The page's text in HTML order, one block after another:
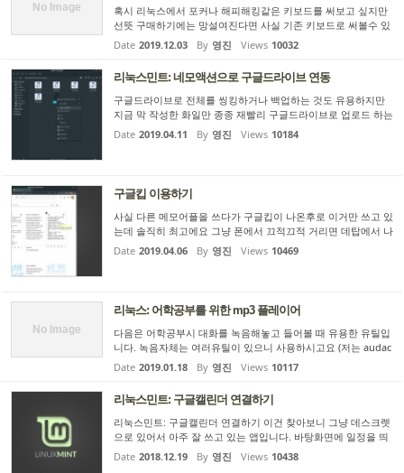
No Image
혹시 리눅스에서 포커나 해피해킹같은 키보드를 써보고 싶지만
선뜻 구매하기에는 망설여진다면 사실 기존 키보드로 써볼수 있
습니다 제가 쓰는 키맵은 ------------- file --------------- remove L
ock = Caps_Lock keysym Caps_Lock = Control_L add Contro
l...
Date 2019.12.03 By 영진 Views 10032
리눅스민트: 네모액션으로 구글드라이브 연동
구글드라이브로 전체를 씽킹하거나 백업하는 것도 유용하지만
지금 막 작성한 화일만 종종 재빨리 구글드라이브로 업로드 하는
것이 편할때가 있죠. 저는 사실 전체씽킹을 싫어합니다. 웬지 불
안해요. 내가 다른 곳에서 했던것이 시차등의 이유로 엉뚱하게
Date 2019.04.11 By 영진 Views 10184
구글킵 이용하기
사실 다른 메모어플을 쓰다가 구글킵이 나온후로 이거만 쓰고 있
는데 솔직히 최고에요 그냥 폰에서 끄적끄적 거리면 데탑에서 나
오고 투명하게 연동되어서 잘 씁니다. 제 경우는 중국어단어장을
만들어 쓰고 그려보기도 하고 그럽니다. keep.google.com은 폰
Date 2019.04.06 By 영진 Views 10469
No Image
리눅스: 어학공부를 위한 mp3 플레이어
다음은 어학공부시 대화를 녹음해놓고 들어볼 때 유용한 유틸입
니다. 녹음자체는 여러유틸이 있으니 사용하시고요 (저는 audac
ity를 이용하네요.) 네이버 매일어학 교재들 보면 아주 짧은 30초
도 안되는 대화들로 이루어져 있는데요 이들을 날자순으로 저장
해...
Date 2019.01.18 By 영진 Views 10117
리눅스민트: 구글캘린더 연결하기
리눅스민트: 구글캘린더 연결하기 이건 찾아보니 그냥 데스크렛
으로 있어서 아주 잘 쓰고 있는 앱입니다. 바탕화면에 일정을 띄
워줍니다. 항상 잊지 않도록~ 구글일정은 아래 명령을 핫키로
만들어놓고 씁니다. xdg-open http://calendar.google.com (사
Date 2018.12.19 By 영진 Views 10438